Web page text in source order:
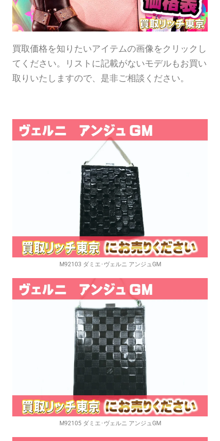
買取価格を知りたいアイテムの画像をクリックし
てください。リストに記載がないモデルもお買い
取りいたしますので、是非ご相談ください。
M92103 ダミエ･ヴェルニ アンジュGM
M92105 ダミエ･ヴェルニ アンジュGM